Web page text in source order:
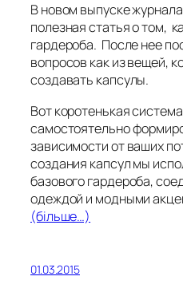
В новом выпуске
полезная статья о том,
гардероба. После нее
вопросов как из вещей,
создавать капсулы.
Вот коротенькая
самостоятельно
зависимости от ваших
создания капсул мы
базового гардероба,
одеждой и модными
(більше…)
01.03.2015